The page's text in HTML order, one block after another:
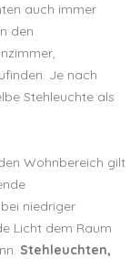
auch immer
den
Je nach
Stehleuchte als
Wohnbereich gilt
niedriger
Licht dem Raum
Stehleuchten,